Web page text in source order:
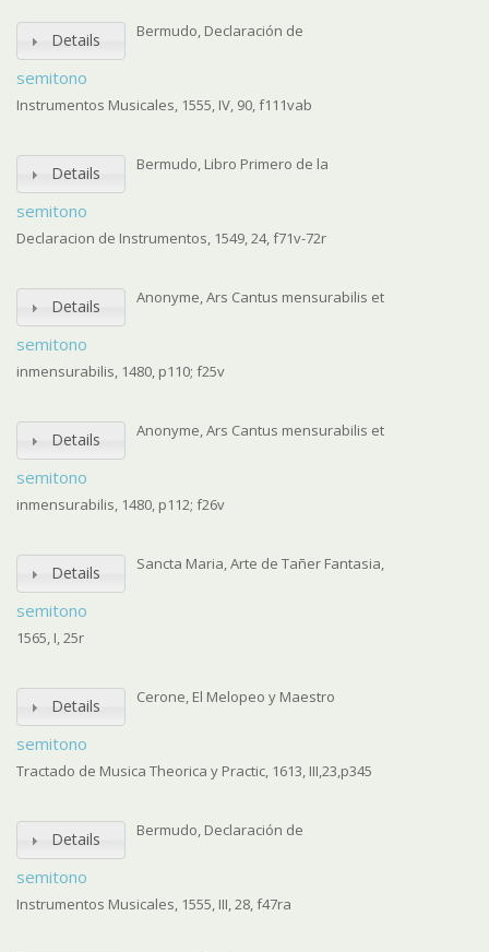
Details
semitono
Bermudo, Declaración de
Instrumentos Musicales, 1555, IV, 90, f111vab
Details
semitono
Bermudo, Libro Primero de la
Declaracion de Instrumentos, 1549, 24, f71v-72r
Details
semitono
Anonyme, Ars Cantus mensurabilis et
inmensurabilis, 1480, p110; f25v
Details
semitono
Anonyme, Ars Cantus mensurabilis et
inmensurabilis, 1480, p112; f26v
Details
semitono
Sancta Maria, Arte de Tañer Fantasia,
1565, I, 25r
Details
semitono
Cerone, El Melopeo y Maestro
Tractado de Musica Theorica y Practic, 1613, III,23,p345
Details
semitono
Bermudo, Declaración de
Instrumentos Musicales, 1555, III, 28, f47ra